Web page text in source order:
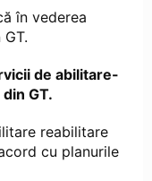
în vederea
de abilitare-
GT.
reabilitare
cu planurile